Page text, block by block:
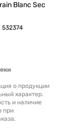
Blanc Sec
532374
о продукции
характер.
и наличие
при